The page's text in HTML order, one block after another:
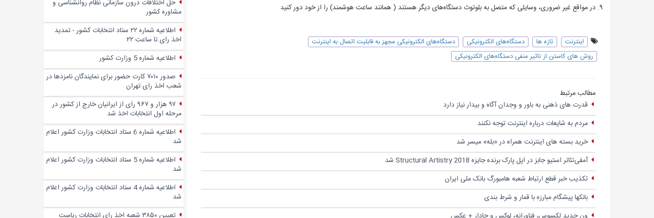
۹. در مواقع غیر ضروری، وسایلی که متصل به بلوتوث دستگاه‌های دیگر هستند ( همانند ساعت هوشمند) را از خود دور کنید
اینترنت تازه ها دستگاه‌های الکترونیکی
دستگاه‌های الکترونیکی مجهز به قابلیت اتصال به اینترنت
روش های کاستن از تاثیر منفی دستگاه‌های الکترونیکی
مطالب مرتبط
قدرت های ذهنی به باور و وجدان آگاه و بیدار نیاز دارد
مردم به شایعات درباره اینترنت توجه نکنند
خرید بسته های اینترنت همراه در «بله» میسر شد
آمفی‌تئاتر استیو جابز در اپل پارک برنده‌ جایزه‌ Structural Artistry 2018 شد
تکذیب خبر قطع ارتباط شعبه هامبورگ بانک ملی ایران
بانکها پیشگام مبارزه با قمار و شرط بندی
حل اختلافات درون سازمانی نظام روانشناسی و
مشاوره کشور
اطلاعیه شماره ۲۲ ستاد انتخابات کشور - تمدید
اخذ رای تا ساعت ۲۲
اطلاعیه شماره 5 وزارت کشور
صدور ۷۰۱۰ کارت حضور برای نمایندگان نامزدها در
شعب اخذ رای تهران
۹۷ هزار و ۹۶۷ رای از ایرانیان خارج از کشور در
مرحله اول انتخابات اخذ شد
اطلاعیه شماره 6 ستاد انتخابات وزارت کشور اعلام
شد
اطلاعیه شماره 5 ستاد انتخابات وزارت کشور اعلام
شد
اطلاعیه شماره 4 ستاد انتخابات وزارت کشور اعلام
شد
تعیین ۳۸۵۰ شعبه اخذ رای انتخابات ریاست